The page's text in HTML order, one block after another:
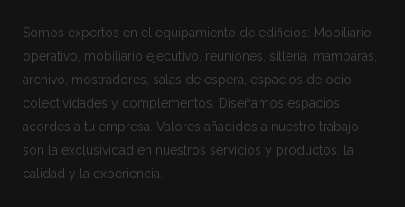
Somos expertos en el equipamiento de edificios: Mobiliario
operativo, mobiliario ejecutivo, reuniones, sillería, mamparas,
archivo, mostradores, salas de espera, espacios de ocio,
colectividades y complementos. Diseñamos espacios
acordes a tu empresa. Valores añadidos a nuestro trabajo
son la exclusividad en nuestros servicios y productos, la
calidad y la experiencia.